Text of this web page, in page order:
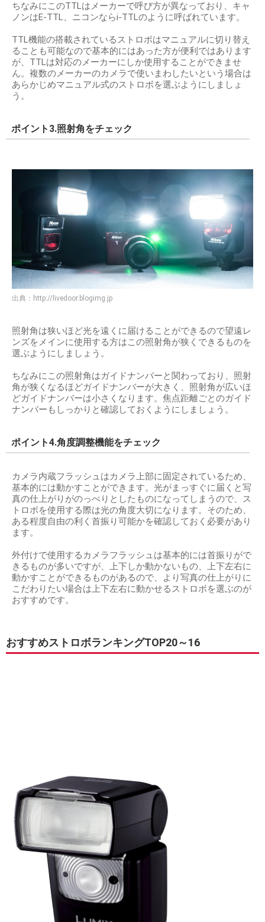
ちなみにこのTTLはメーカーで呼び方が異なっており、キャ
ノンはE-TTL、ニコンならi-TTLのように呼ばれています。
TTL機能の搭載されているストロボはマニュアルに切り替え
ることも可能なので基本的にはあった方が便利ではあります
が、TTLは対応のメーカーにしか使用することができませ
ん。複数のメーカーのカメラで使いまわしたいという場合は
あらかじめマニュアル式のストロボを選ぶようにしましょ
う。
ポイント3.照射角をチェック
出典： http://livedoor.blogimg.jp
照射角は狭いほど光を遠くに届けることができるので望遠レ
ンズをメインに使用する方はこの照射角が狭くできるものを
選ぶようにしましょう。
ちなみにこの照射角はガイドナンバーと関わっており、照射
角が狭くなるほどガイドナンバーが大きく、照射角が広いほ
どガイドナンバーは小さくなります。焦点距離ごとのガイド
ナンバーもしっかりと確認しておくようにしましょう。
ポイント4.角度調整機能をチェック
カメラ内蔵フラッシュはカメラ上部に固定されているため、
基本的には動かすことができます。光がまっすぐに届くと写
真の仕上がりがのっぺりとしたものになってしまうので、ス
トロボを使用する際は光の角度大切になります。そのため、
ある程度自由の利く首振り可能かを確認しておく必要があり
ます。
外付けで使用するカメラフラッシュは基本的には首振りがで
きるものが多いですが、上下しか動かないもの、上下左右に
動かすことができるものがあるので、より写真の仕上がりに
こだわりたい場合は上下左右に動かせるストロボを選ぶのが
おすすめです。
おすすめストロボランキングTOP20～16